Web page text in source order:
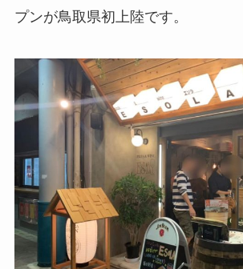
プンが鳥取県初上陸です。